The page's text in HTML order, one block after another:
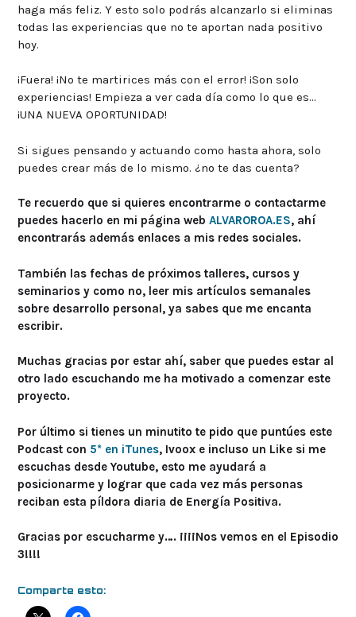
haga más feliz. Y esto solo podrás alcanzarlo si eliminas
todas las experiencias que no te aportan nada positivo
hoy.
¡Fuera! ¡No te martirices más con el error! ¡Son solo
experiencias! Empieza a ver cada día como lo que es…
¡UNA NUEVA OPORTUNIDAD!
Si sigues pensando y actuando como hasta ahora, solo
puedes crear más de lo mismo. ¿no te das cuenta?
Te recuerdo que si quieres encontrarme o contactarme
puedes hacerlo en mi página web ALVAROROA.ES, ahí
encontrarás además enlaces a mis redes sociales.
También las fechas de próximos talleres, cursos y
seminarios y como no, leer mis artículos semanales
sobre desarrollo personal, ya sabes que me encanta
escribir.
Muchas gracias por estar ahí, saber que puedes estar al
otro lado escuchando me ha motivado a comenzar este
proyecto.
Por último si tienes un minutito te pido que puntúes este
Podcast con 5* en iTunes, Ivoox e incluso un Like si me
escuchas desde Youtube, esto me ayudará a
posicionarme y lograr que cada vez más personas
reciban esta píldora diaria de Energía Positiva.
Gracias por escucharme y…. ¡¡¡¡Nos vemos en el Episodio
3!!!!
Comparte esto: